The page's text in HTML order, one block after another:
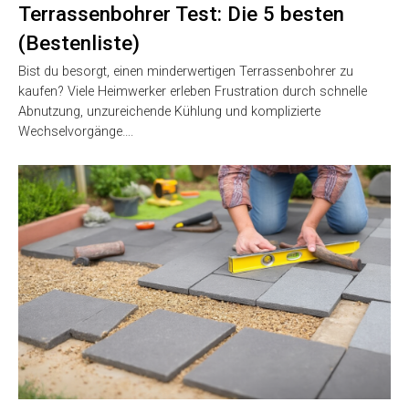
Terrassenbohrer Test: Die 5 besten
(Bestenliste)
Bist du besorgt, einen minderwertigen Terrassenbohrer zu
kaufen? Viele Heimwerker erleben Frustration durch schnelle
Abnutzung, unzureichende Kühlung und komplizierte
Wechselvorgänge….